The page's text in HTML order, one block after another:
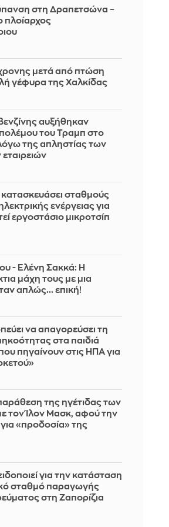
στη Δραπετσώνα –
πλοίαρχος
μετά από πτώση
γέφυρα της Χαλκίδας
αυξήθηκαν
πολέμου του Τραμπ στο
λόγω της απληστίας των
σταθμούς
ενέργειας για
εργοστάσιο μικροτσίπ
- Ελένη Σακκά: Η
μάχη τους με μια
απλώς... επική!
να απαγορεύσει τη
στα παιδιά
πηγαίνουν στις ΗΠΑ για
της ηγέτιδας των
τον Ίλον Μασκ, αφού την
«προδοσία» της
για την κατάσταση
σταθμό παραγωγής
στη Ζαπορίζια